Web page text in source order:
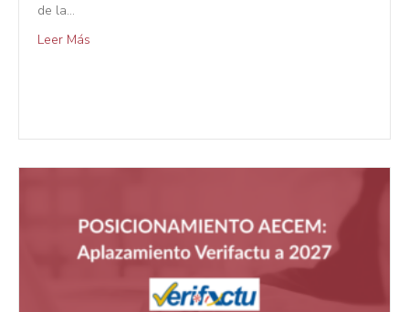
de la…
Leer Más